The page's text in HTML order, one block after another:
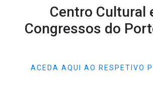
Centro Cultural
Congressos do
ACEDA AQUI AO RESPETIVO